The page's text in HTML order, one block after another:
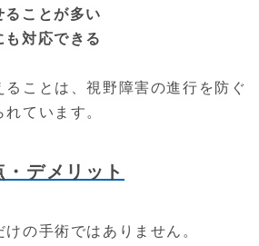
ることが多い
対応できる
ことは、視野障害の進行を防ぐ
ています。
デメリット
の手術ではありません。